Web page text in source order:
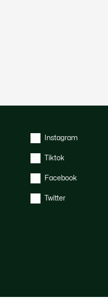
Instagram
Tiktok
Facebook
Twitter